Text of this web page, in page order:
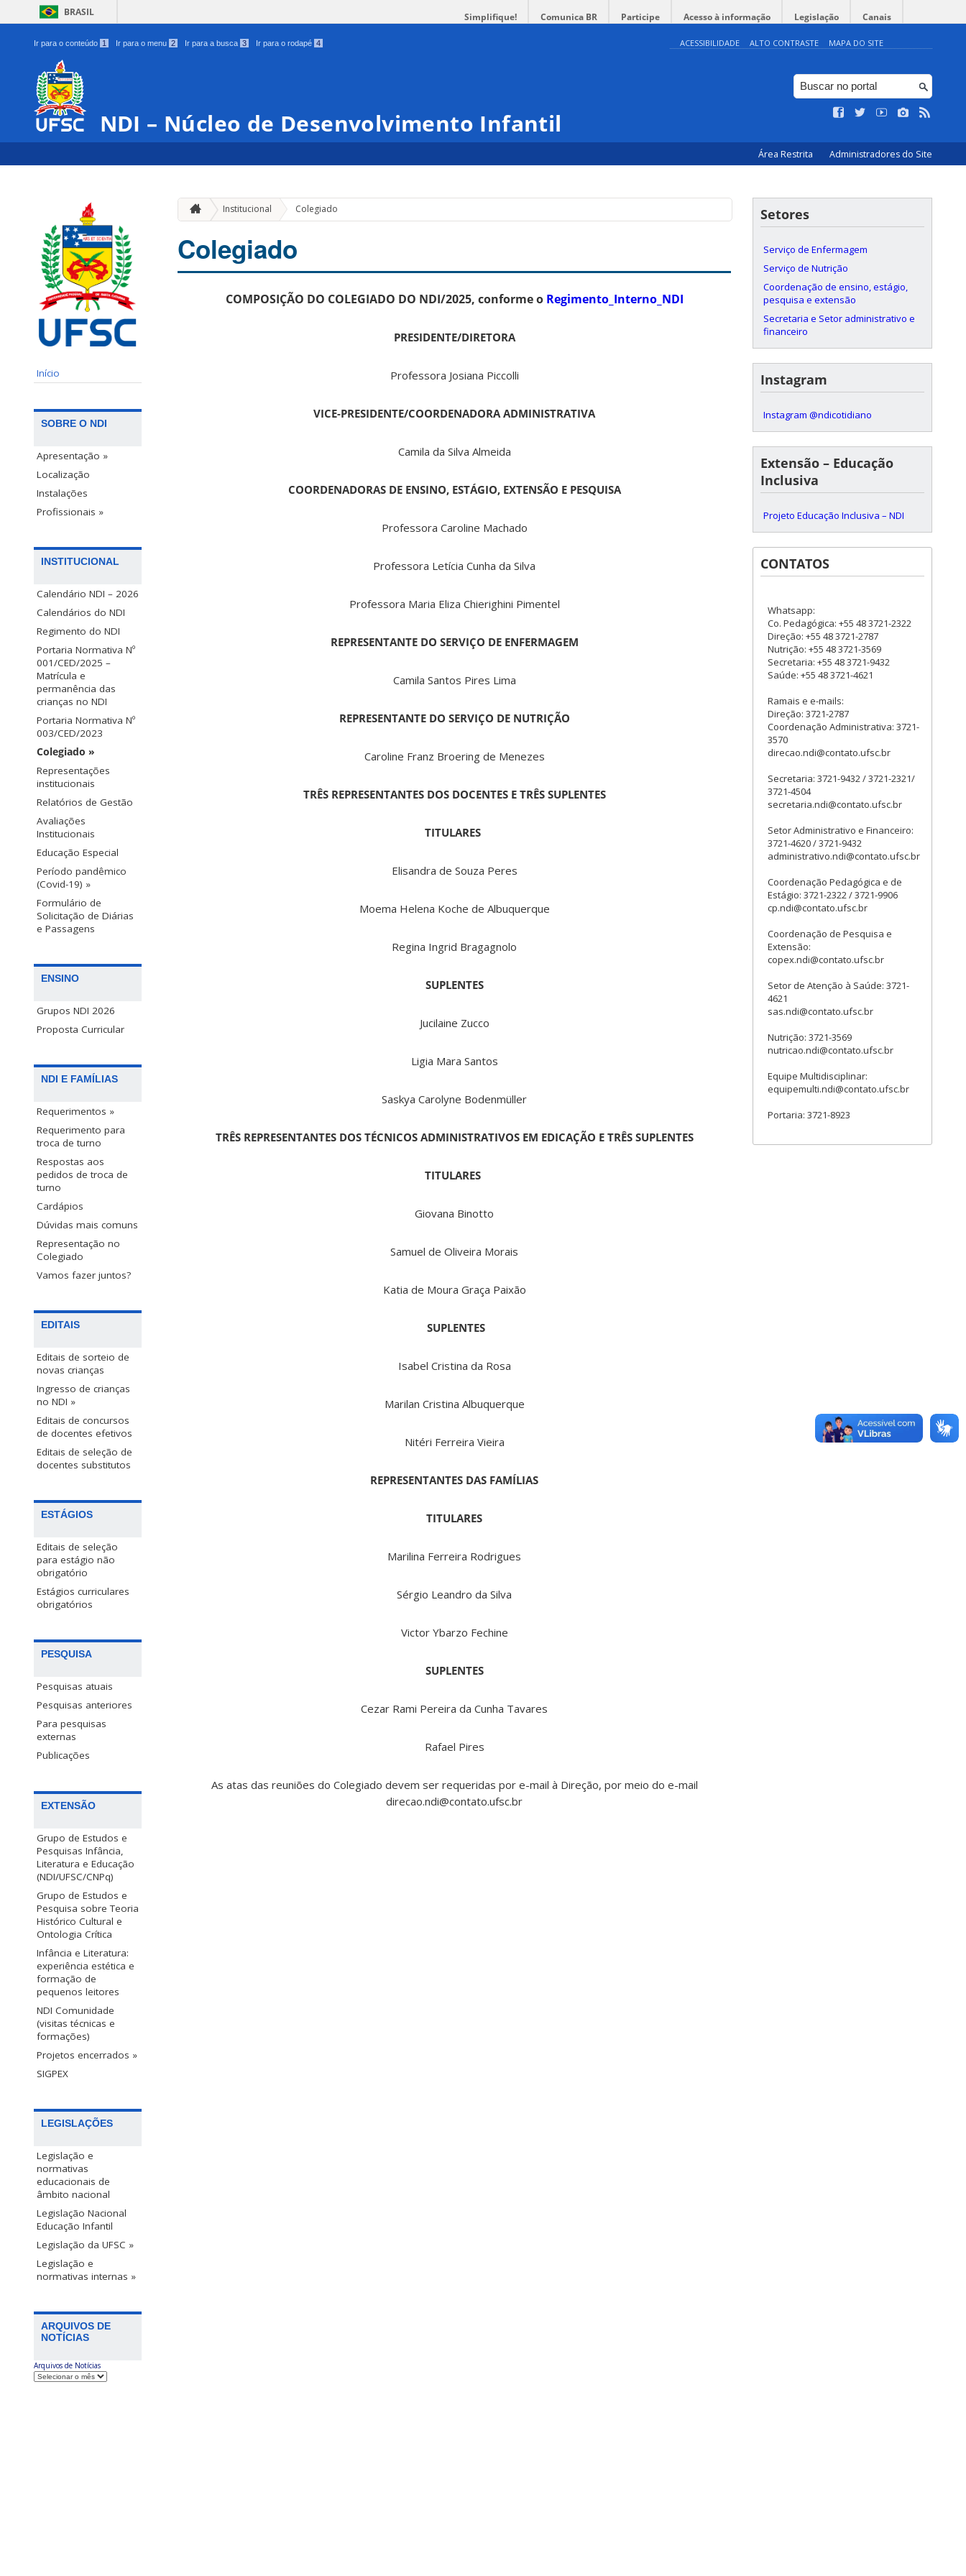
BRASIL Simplifique! Comunica BR Participe Acesso à informação Legislação Canais
Ir para o conteúdo 1 Ir para o menu 2 Ir para a busca 3 Ir para o rodapé 4 ACESSIBILIDADE ALTO CONTRASTE MAPA DO SITE
NDI – Núcleo de Desenvolvimento Infantil
Área Restrita Administradores do Site
Início
SOBRE O NDI
Apresentação »
Localização
Instalações
Profissionais »
INSTITUCIONAL
Calendário NDI – 2026
Calendários do NDI
Regimento do NDI
Portaria Normativa Nº
001/CED/2025 –
Matrícula e
permanência das
crianças no NDI
Portaria Normativa Nº
003/CED/2023
Colegiado »
Representações
institucionais
Relatórios de Gestão
Avaliações
Institucionais
Educação Especial
Período pandêmico
(Covid-19) »
Formulário de
Solicitação de Diárias
e Passagens
ENSINO
Grupos NDI 2026
Proposta Curricular
NDI E FAMÍLIAS
Requerimentos »
Requerimento para
troca de turno
Respostas aos
pedidos de troca de
turno
Cardápios
Dúvidas mais comuns
Representação no
Colegiado
Vamos fazer juntos?
EDITAIS
Editais de sorteio de
novas crianças
Ingresso de crianças
no NDI »
Editais de concursos
de docentes efetivos
Editais de seleção de
docentes substitutos
ESTÁGIOS
Editais de seleção
para estágio não
obrigatório
Estágios curriculares
obrigatórios
PESQUISA
Pesquisas atuais
Pesquisas anteriores
Para pesquisas
externas
Publicações
EXTENSÃO
Grupo de Estudos e
Pesquisas Infância,
Literatura e Educação
(NDI/UFSC/CNPq)
Grupo de Estudos e
Pesquisa sobre Teoria
Histórico Cultural e
Ontologia Crítica
Infância e Literatura:
experiência estética e
formação de
pequenos leitores
NDI Comunidade
(visitas técnicas e
formações)
Projetos encerrados »
SIGPEX
LEGISLAÇÕES
Legislação e
normativas
educacionais de
âmbito nacional
Legislação Nacional
Educação Infantil
Legislação da UFSC »
Legislação e
normativas internas »
ARQUIVOS DE
NOTÍCIAS
Arquivos de Notícias
Institucional Colegiado
Colegiado
COMPOSIÇÃO DO COLEGIADO DO NDI/2025, conforme o Regimento_Interno_NDI
PRESIDENTE/DIRETORA
Professora Josiana Piccolli
VICE-PRESIDENTE/COORDENADORA ADMINISTRATIVA
Camila da Silva Almeida
COORDENADORAS DE ENSINO, ESTÁGIO, EXTENSÃO E PESQUISA
Professora Caroline Machado
Professora Letícia Cunha da Silva
Professora Maria Eliza Chierighini Pimentel
REPRESENTANTE DO SERVIÇO DE ENFERMAGEM
Camila Santos Pires Lima
REPRESENTANTE DO SERVIÇO DE NUTRIÇÃO
Caroline Franz Broering de Menezes
TRÊS REPRESENTANTES DOS DOCENTES E TRÊS SUPLENTES
TITULARES
Elisandra de Souza Peres
Moema Helena Koche de Albuquerque
Regina Ingrid Bragagnolo
SUPLENTES
Jucilaine Zucco
Ligia Mara Santos
Saskya Carolyne Bodenmüller
TRÊS REPRESENTANTES DOS TÉCNICOS ADMINISTRATIVOS EM EDICAÇÃO E TRÊS SUPLENTES
TITULARES
Giovana Binotto
Samuel de Oliveira Morais
Katia de Moura Graça Paixão
SUPLENTES
Isabel Cristina da Rosa
Marilan Cristina Albuquerque
Nitéri Ferreira Vieira
REPRESENTANTES DAS FAMÍLIAS
TITULARES
Marilina Ferreira Rodrigues
Sérgio Leandro da Silva
Victor Ybarzo Fechine
SUPLENTES
Cezar Rami Pereira da Cunha Tavares
Rafael Pires
As atas das reuniões do Colegiado devem ser requeridas por e-mail à Direção, por meio do e-mail
direcao.ndi@contato.ufsc.br
Setores
Serviço de Enfermagem
Serviço de Nutrição
Coordenação de ensino, estágio,
pesquisa e extensão
Secretaria e Setor administrativo e
financeiro
Instagram
Instagram @ndicotidiano
Extensão – Educação
Inclusiva
Projeto Educação Inclusiva – NDI
CONTATOS
Whatsapp:
Co. Pedagógica: +55 48 3721-2322
Direção: +55 48 3721-2787
Nutrição: +55 48 3721-3569
Secretaria: +55 48 3721-9432
Saúde: +55 48 3721-4621
Ramais e e-mails:
Direção: 3721-2787
Coordenação Administrativa: 3721-
3570
direcao.ndi@contato.ufsc.br
Secretaria: 3721-9432 / 3721-2321/
3721-4504
secretaria.ndi@contato.ufsc.br
Setor Administrativo e Financeiro:
3721-4620 / 3721-9432
administrativo.ndi@contato.ufsc.br
Coordenação Pedagógica e de
Estágio: 3721-2322 / 3721-9906
cp.ndi@contato.ufsc.br
Coordenação de Pesquisa e
Extensão:
copex.ndi@contato.ufsc.br
Setor de Atenção à Saúde: 3721-
4621
sas.ndi@contato.ufsc.br
Nutrição: 3721-3569
nutricao.ndi@contato.ufsc.br
Equipe Multidisciplinar:
equipemulti.ndi@contato.ufsc.br
Portaria: 3721-8923